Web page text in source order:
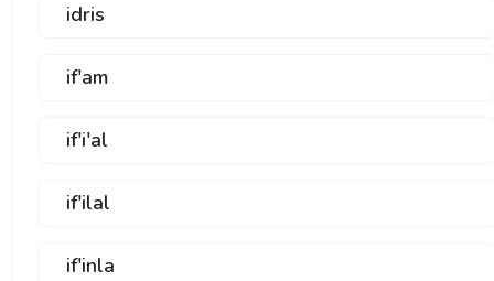
idris
if'am
if'i'al
if'ilal
if'inla